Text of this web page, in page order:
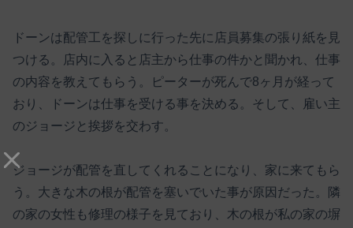
ドーンは配管工を探しに行った先に店員募集の張り紙を見
つける。店内に入ると店主から仕事の件かと聞かれ、仕事
の内容を教えてもらう。ピーターが死んで8ヶ月が経って
おり、ドーンは仕事を受ける事を決める。そして、雇い主
のジョージと挨拶を交わす。
ジョージが配管を直してくれることになり、家に来てもら
う。大きな木の根が配管を塞いでいた事が原因だった。隣
の家の女性も修理の様子を見ており、木の根が私の家の塀